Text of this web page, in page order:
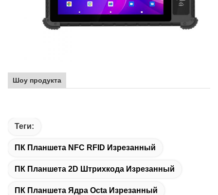
Шоу продукта
Теги:
ПК Планшета NFC RFID Изрезанный
ПК Планшета 2D Штрихкода Изрезанный
ПК Планшета Ядра Octa Изрезанный